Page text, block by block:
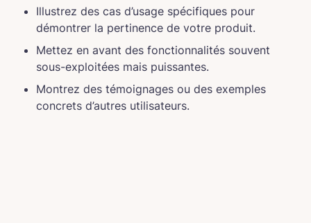
Illustrez des cas d’usage spécifiques pour
démontrer la pertinence de votre produit.
Mettez en avant des fonctionnalités souvent
sous-exploitées mais puissantes.
Montrez des témoignages ou des exemples
concrets d’autres utilisateurs.